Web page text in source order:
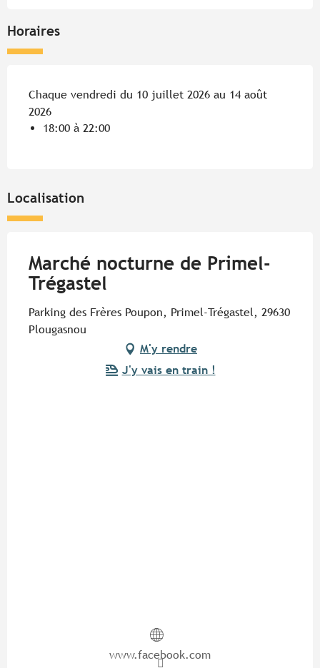
Horaires
Chaque vendredi du 10 juillet 2026 au 14 août
2026
18:00 à 22:00
Localisation
Marché nocturne de Primel-
Trégastel
Parking des Frères Poupon, Primel-Trégastel, 29630
Plougasnou
M'y rendre
J'y vais en train !
www.facebook.com